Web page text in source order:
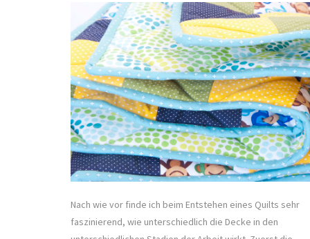
Nach wie vor finde ich beim Entstehen eines Quilts sehr
faszinierend, wie unterschiedlich die Decke in den